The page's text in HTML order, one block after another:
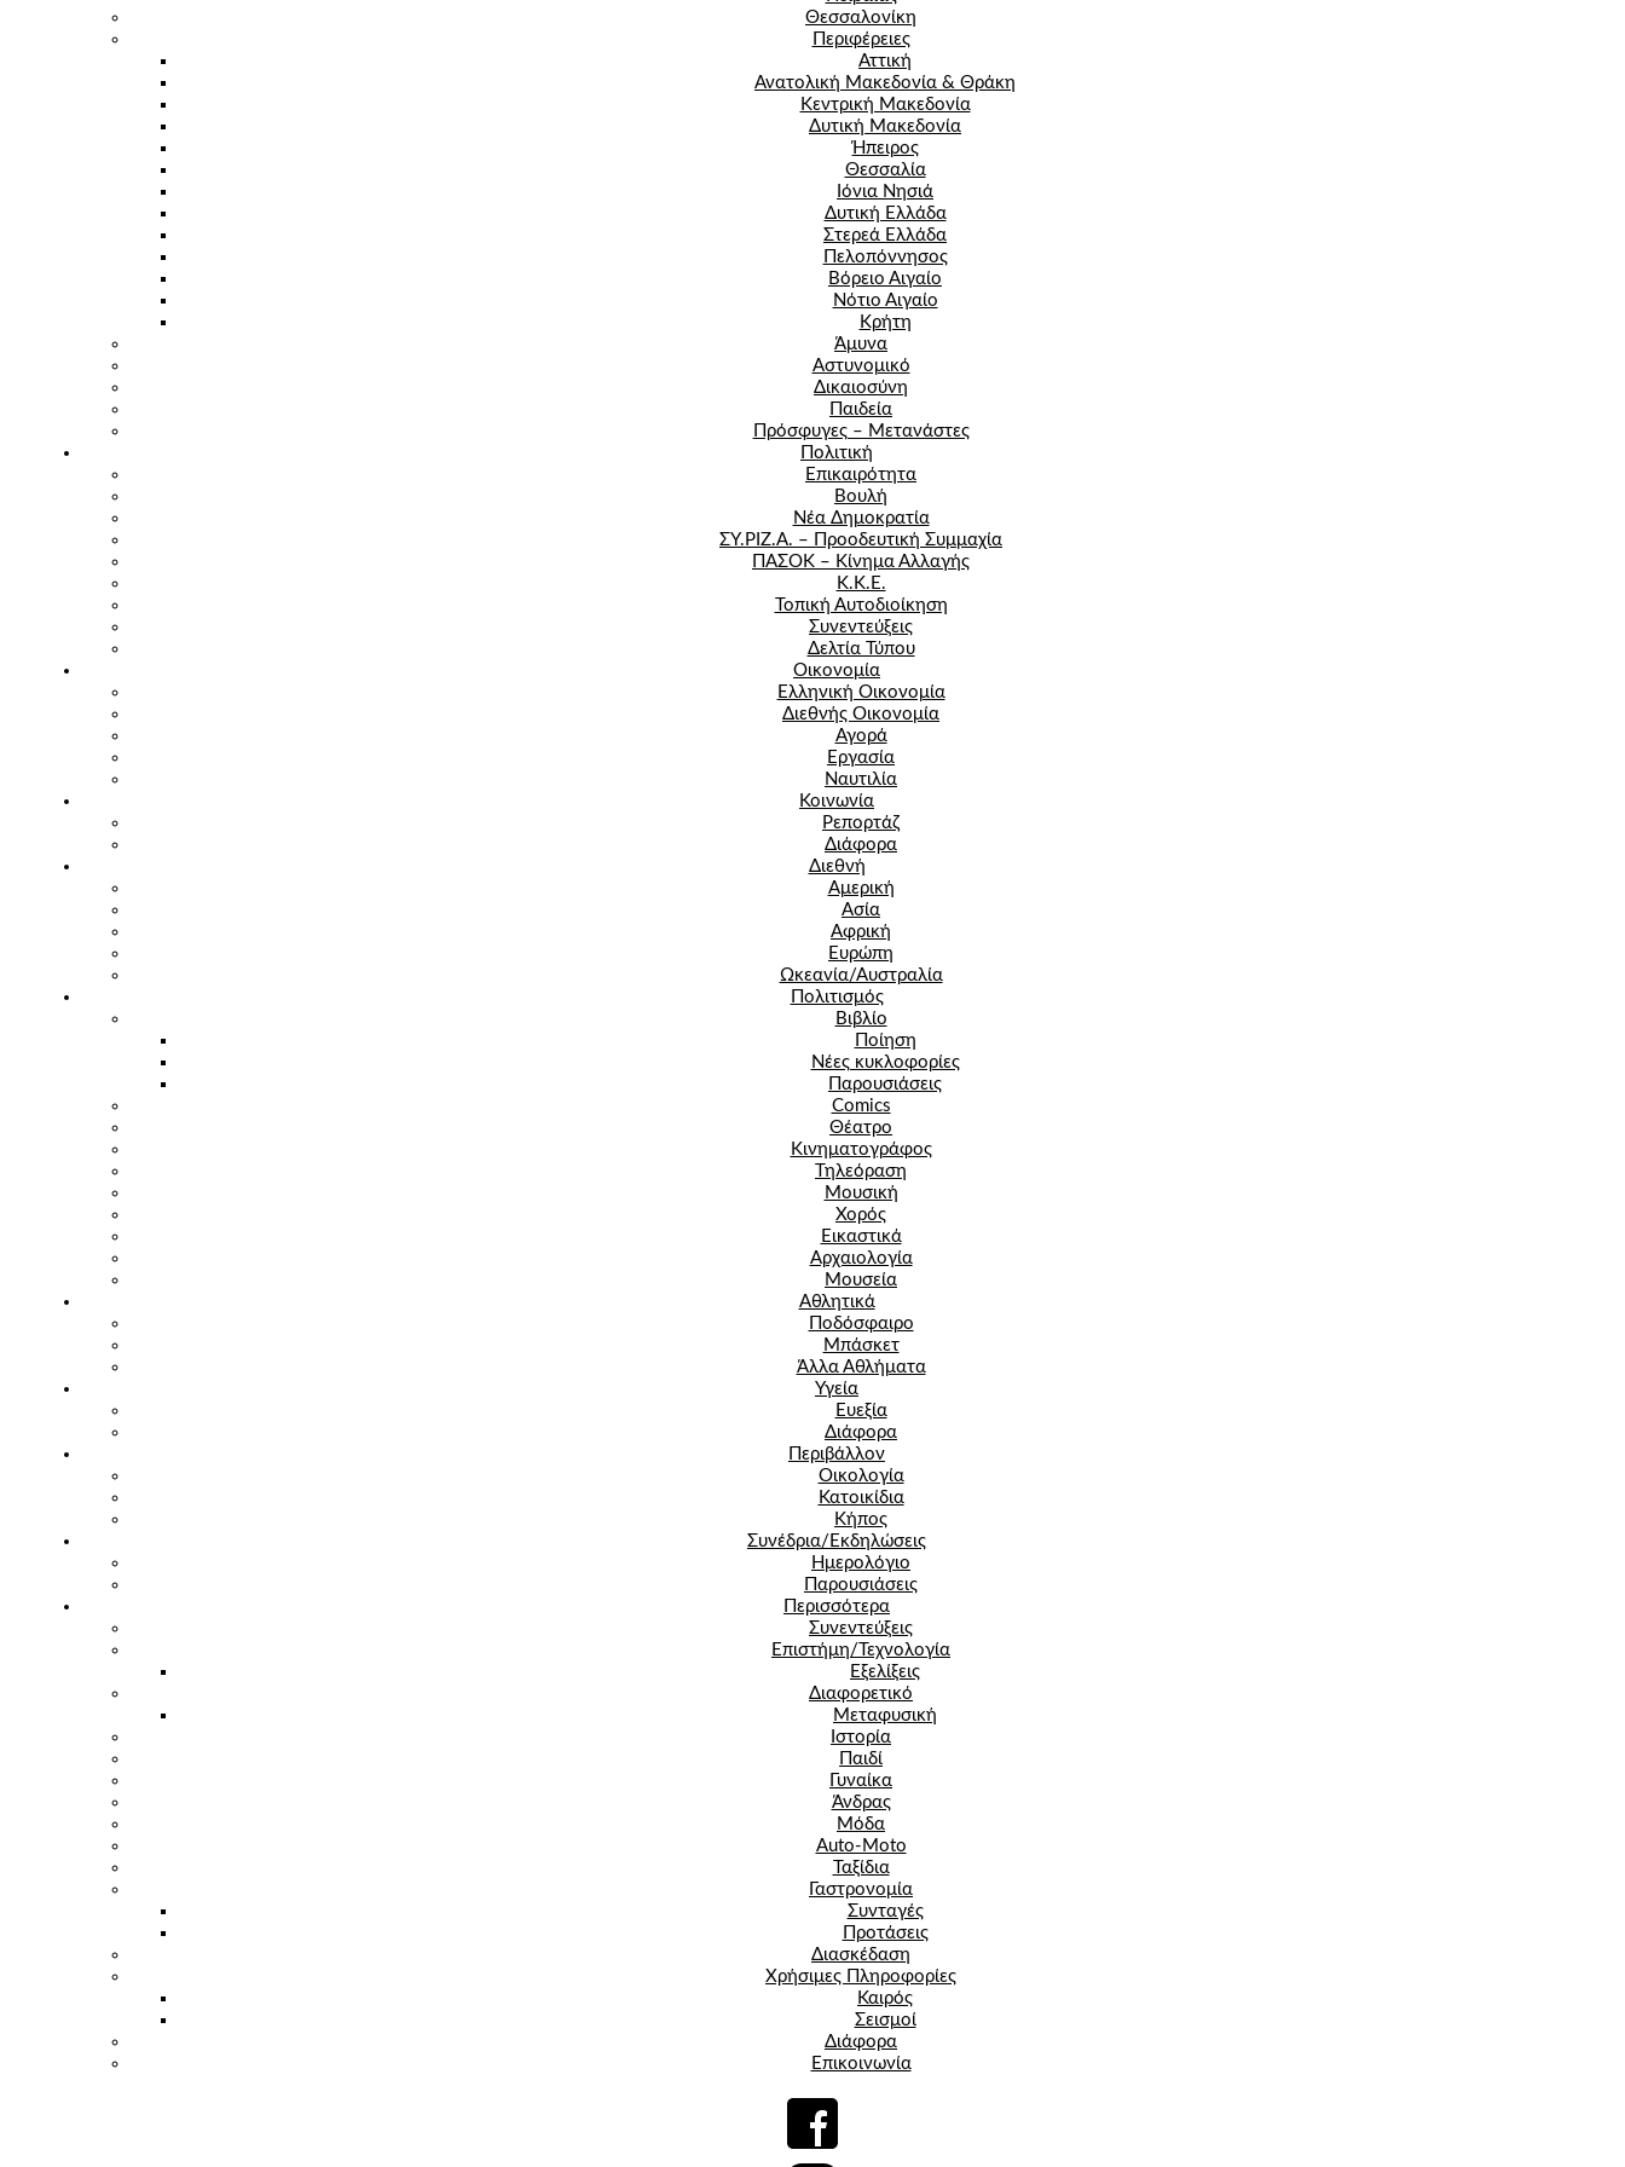
Θεσσαλονίκη
Περιφέρειες
Αττική
Ανατολική Μακεδονία & Θράκη
Κεντρική Μακεδονία
Δυτική Μακεδονία
Ήπειρος
Θεσσαλία
Ιόνια Νησιά
Δυτική Ελλάδα
Στερεά Ελλάδα
Πελοπόννησος
Βόρειο Αιγαίο
Νότιο Αιγαίο
Κρήτη
Άμυνα
Αστυνομικό
Δικαιοσύνη
Παιδεία
Πρόσφυγες – Μετανάστες
Πολιτική
Επικαιρότητα
Βουλή
Νέα Δημοκρατία
ΣΥ.ΡΙΖ.Α. – Προοδευτική Συμμαχία
ΠΑΣΟΚ – Κίνημα Αλλαγής
Κ.Κ.Ε.
Τοπική Αυτοδιοίκηση
Συνεντεύξεις
Δελτία Τύπου
Οικονομία
Ελληνική Οικονομία
Διεθνής Οικονομία
Αγορά
Εργασία
Ναυτιλία
Κοινωνία
Ρεπορτάζ
Διάφορα
Διεθνή
Αμερική
Ασία
Αφρική
Ευρώπη
Ωκεανία/Αυστραλία
Πολιτισμός
Βιβλίο
Ποίηση
Νέες κυκλοφορίες
Παρουσιάσεις
Comics
Θέατρο
Κινηματογράφος
Τηλεόραση
Μουσική
Χορός
Εικαστικά
Αρχαιολογία
Μουσεία
Αθλητικά
Ποδόσφαιρο
Μπάσκετ
Άλλα Αθλήματα
Υγεία
Ευεξία
Διάφορα
Περιβάλλον
Οικολογία
Κατοικίδια
Κήπος
Συνέδρια/Εκδηλώσεις
Ημερολόγιο
Παρουσιάσεις
Περισσότερα
Συνεντεύξεις
Επιστήμη/Τεχνολογία
Εξελίξεις
Διαφορετικό
Μεταφυσική
Ιστορία
Παιδί
Γυναίκα
Άνδρας
Μόδα
Auto-Moto
Ταξίδια
Γαστρονομία
Συνταγές
Προτάσεις
Διασκέδαση
Χρήσιμες Πληροφορίες
Καιρός
Σεισμοί
Διάφορα
Επικοινωνία